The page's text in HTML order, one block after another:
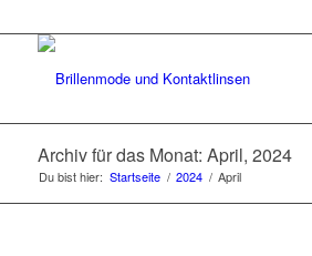
Archiv für das Monat: April, 2024
Du bist hier: Startseite / 2024 / April